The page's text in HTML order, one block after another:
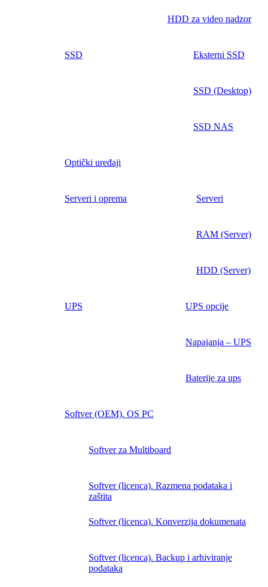
HDD za video nadzor
SSD Eksterni SSD
SSD (Desktop)
SSD NAS
Optički uređaji
Serveri i oprema Serveri
RAM (Server)
HDD (Server)
UPS UPS opcije
Napajanja – UPS
Baterije za ups
Softver (OEM). OS PC
Softver za Multiboard
Softver (licenca). Razmena podataka i
zaštita
Softver (licenca). Konverzija dokumenata
Softver (licenca). Backup i arhiviranje
podataka